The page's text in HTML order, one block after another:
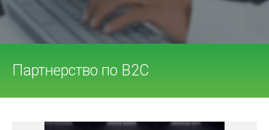
Партнерство по В2С